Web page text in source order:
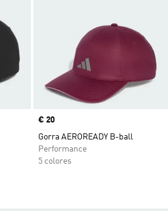
Precio
€ 20
Gorra AEROREADY B-ball
Performance
5 colores